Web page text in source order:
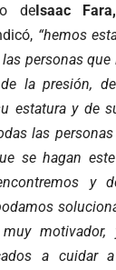
deIsaac
“hemos
personas que
la presión,
estatura y de
las
se hagan
y
motivador,
a cuidar